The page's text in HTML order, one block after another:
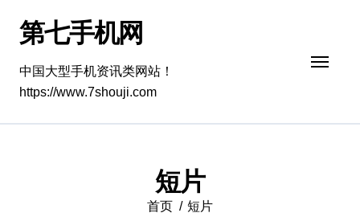
第七手机网
中国大型手机资讯类网站！
https://www.7shouji.com
短片
首页 短片